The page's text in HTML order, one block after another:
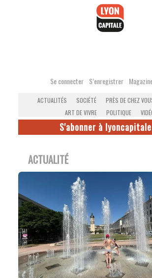
Se connecter S’enregistrer
ACTUALITÉS SOCIÉTÉ PRÈS DE CHEZ
ART DE VIVRE
POLITIQUE
S'abonner à
ACTUALITÉ